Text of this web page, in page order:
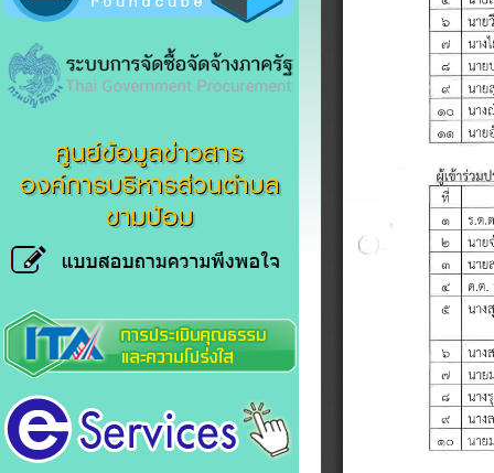
ศูนย์ข้อมูลข่าวสาร
องค์การบริหารส่วนตำบล
ขามป้อม